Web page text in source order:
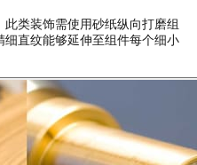
类装饰需使用砂纸纵向打磨组
直纹能够延伸至组件每个细小